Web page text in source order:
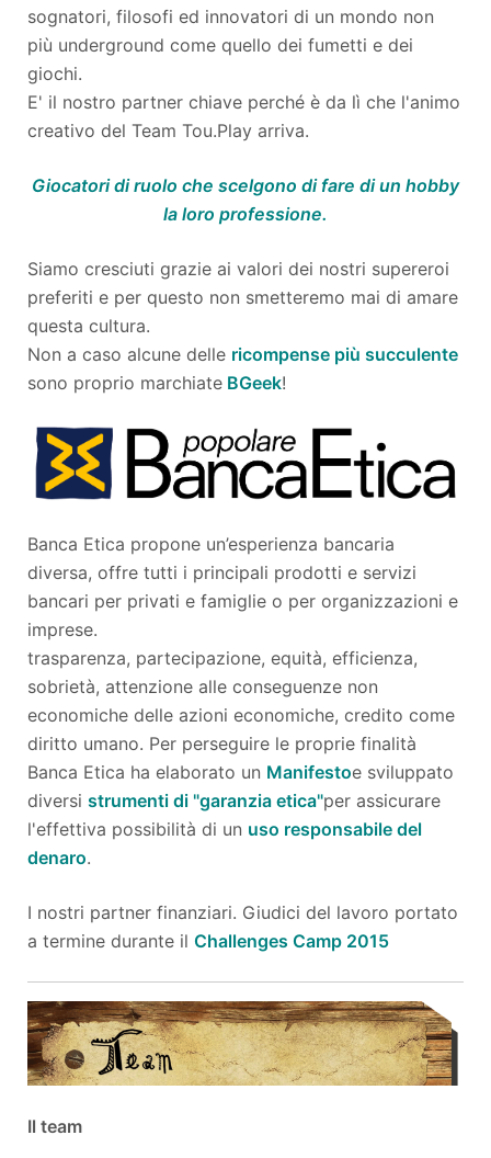
sognatori, filosofi ed innovatori di un mondo non
più underground come quello dei fumetti e dei
giochi.
E' il nostro partner chiave perché è da lì che l'animo
creativo del Team Tou.Play arriva.
Giocatori di ruolo che scelgono di fare di un hobby
la loro professione.
Siamo cresciuti grazie ai valori dei nostri supereroi
preferiti e per questo non smetteremo mai di amare
questa cultura.
Non a caso alcune delle ricompense più succulente
sono proprio marchiate BGeek!
Banca Etica propone un’esperienza bancaria
diversa, offre tutti i principali prodotti e servizi
bancari per privati e famiglie o per organizzazioni e
imprese.
trasparenza, partecipazione, equità, efficienza,
sobrietà, attenzione alle conseguenze non
economiche delle azioni economiche, credito come
diritto umano. Per perseguire le proprie finalità
Banca Etica ha elaborato un Manifestoe sviluppato
diversi strumenti di "garanzia etica"per assicurare
l'effettiva possibilità di un uso responsabile del
denaro.
I nostri partner finanziari. Giudici del lavoro portato
a termine durante il Challenges Camp 2015
Il team